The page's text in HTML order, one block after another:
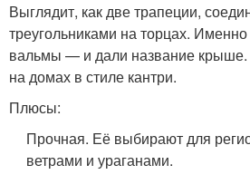
Выглядит, как две трапеции,
треугольниками на торцах.
вальмы — и дали название
на домах в стиле кантри.
Плюсы:
Прочная. Её выбирают для
ветрами и ураганами.